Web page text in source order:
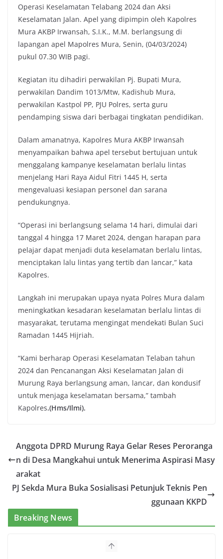
Operasi Keselamatan Telabang 2024 dan Aksi
Keselamatan Jalan. Apel yang dipimpin oleh Kapolres
Mura AKBP Irwansah, S.I.K., M.M. berlangsung di
lapangan apel Mapolres Mura, Senin, (04/03/2024)
pukul 07.30 WIB pagi.
Kegiatan itu dihadiri perwakilan Pj. Bupati Mura,
perwakilan Dandim 1013/Mtw, Kadishub Mura,
perwakilan Kastpol PP, PJU Polres, serta guru
pendamping siswa dari berbagai tingkatan pendidikan.
Dalam amanatnya, Kapolres Mura AKBP Irwansah
menyampaikan bahwa apel tersebut bertujuan untuk
menggalang kampanye keselamatan berlalu lintas
menjelang Hari Raya Aidul Fitri 1445 H, serta
mengevaluasi kesiapan personel dan sarana
pendukungnya.
“Operasi ini berlangsung selama 14 hari, dimulai dari
tanggal 4 hingga 17 Maret 2024, dengan harapan para
pelajar dapat menjadi duta keselamatan berlalu lintas,
menciptakan lalu lintas yang tertib dan lancar,” kata
Kapolres.
Langkah ini merupakan upaya nyata Polres Mura dalam
meningkatkan kesadaran keselamatan berlalu lintas di
masyarakat, terutama mengingat mendekati Bulan Suci
Ramadan 1445 Hijriah.
“Kami berharap Operasi Keselamatan Telaban tahun
2024 dan Pencanangan Aksi Keselamatan Jalan di
Murung Raya berlangsung aman, lancar, dan kondusif
untuk menjaga keselamatan bersama,” tambah
Kapolres.(Hms/Ilmi).
Anggota DPRD Murung Raya Gelar Reses Peroranga
n di Desa Mangkahui untuk Menerima Aspirasi Masy
arakat
PJ Sekda Mura Buka Sosialisasi Petunjuk Teknis Pen
ggunaan KKPD
Breaking News